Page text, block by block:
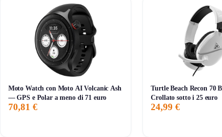
Moto Watch con Moto AI Volcanic Ash
— GPS e Polar a meno di 71 euro
70,81 €
Turtle Beach Recon 70
Crollato sotto i 25 euro
24,99 €